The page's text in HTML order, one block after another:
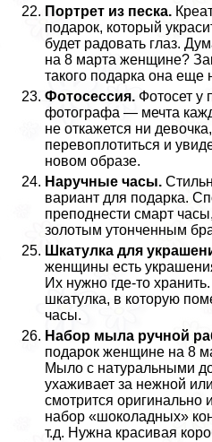
Портрет из песка.
подарок, который
будет радовать глаз.
на 8 марта женщине?
такого подарка она еще
Фотосессия. Фотосет у
фотографа — мечта
не откажется ни
перевоплотиться и
новом образе.
Наручные часы.
вариант для подарка.
преподнести смарт
золотым утонченным
Шкатулка для
женщины есть
Их нужно где-то
шкатулка, в которую
часы.
Набор мыла ручной
подарок женщине на 8
Мыло с натуральными
ухаживает за нежной
смотрится
набор «шоколадных»
т.д. Нужна красивая